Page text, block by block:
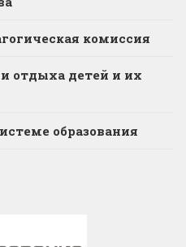
комиссия
отдыха детей и их
образования